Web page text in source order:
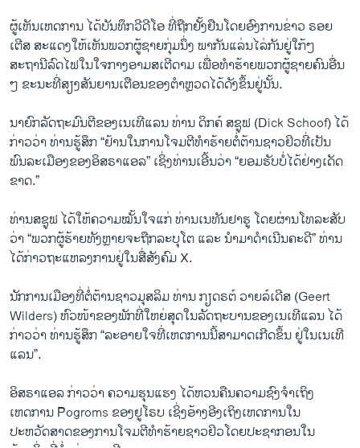
ຜູ້ເຫັນເຫດການ ໄດ້ບັນທຶກວີດີໂອ ທີ່ຖືກຢັ້ງຢືນໂດຍອົງການຂ່າວ ຣອຍ
ເຕີສ ສະແດງໃຫ້ເຫັນພວກຜູ້ຊາຍກຸ່ມນຶ່ງ ພາກັນແລ່ນໄລ່ກັນຢູ່ໃກ້ໆ
ສະຖານີລົດໄຟໃນໃຈກາງອາມສເຕີດາມ ເພື່ອທຳຮ້າຍພວກຜູ້ຊາຍຄົນອື່ນ
ໆ ຂະນະທີ່ສຽງສັນຍານເຕືອນຂອງຕຳຫຼວດໄດ້ດັງຂຶ້ນຢູ່ນັ້ນ.
ນາຍົກລັດຖະມົນຕີຂອງເນເທີແລນ ທ່ານ ດິກຄ໌ ສຊູຟ (Dick Schoof) ໄດ້
ກ່າວວ່າ ທ່ານຮູ້ສຶກ “ຢ້ານໃນການໂຈມຕີທຳຮ້າຍຕໍ່ຕ້ານຊາວຢິວທີ່ເປັນ
ພົນລະເມືອງຂອງອິສຣາແອລ” ເຊິ່ງທ່ານເອີ້ນວ່າ “ຍອມຮັບບໍ່ໄດ້ຢ່າງເດັດ
ຂາດ.”
ທ່ານສຊູຟ ໄດ້ໃຫ້ຄວາມໝັ້ນໃຈແກ່ ທ່ານເນທັນຢາຮູ ໂດຍຜ່ານໂທລະສັບ
ວ່າ “ພວກຜູ້ຮ້າຍທັງຫຼາຍຈະຖືກລະບຸໂຕ ແລະ ນຳມາດຳເນີນຄະດີ” ທ່ານ
ໄດ້ກ່າວຖະແຫລງການຢູ່ໃນສື່ສັງຄົມ X.
ນັກການເມືອງທີ່ຕໍ່ຕ້ານຊາວມຸສລິມ ທ່ານ ກຽດຣຕ໌ ວາຍລ໌ເດີສ (Geert
Wilders) ຫົວໜ້າຂອງພັກທີ່ໃຫຍ່ສຸດໃນລັດຖະບານຂອງເນເທີແລນ ໄດ້
ກ່າວວ່າ ທ່ານຮູ້ສຶກ “ລະອາຍໃຈທີ່ເຫດການນີ້ສາມາດເກີດຂຶ້ນ ຢູ່ໃນເນເທີ
ແລນ”.
ອິສຣາແອລ ກ່າວວ່າ ຄວາມຮຸນແຮງ ໄດ້ຫວນຄືນຄວາມຊົງຈຳເຖິງ
ເຫດການ Pogroms ຂອງຢູໂຣບ ເຊິ່ງອ້າງອີງເຖິງເຫດການໃນ
ປະຫວັດສາດຂອງການໂຈມຕີທຳຮ້າຍຊາວຢິວໂດຍປະຊາກອນໃນ